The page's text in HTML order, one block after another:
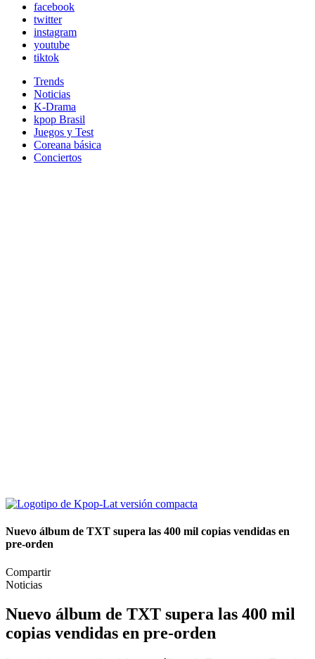
facebook
twitter
instagram
youtube
tiktok
Trends
Noticias
K-Drama
kpop Brasil
Juegos y Test
Coreana básica
Conciertos
Nuevo álbum de TXT supera las 400 mil copias vendidas en
pre-orden
Compartir
Noticias
Nuevo álbum de TXT supera las 400 mil
copias vendidas en pre-orden